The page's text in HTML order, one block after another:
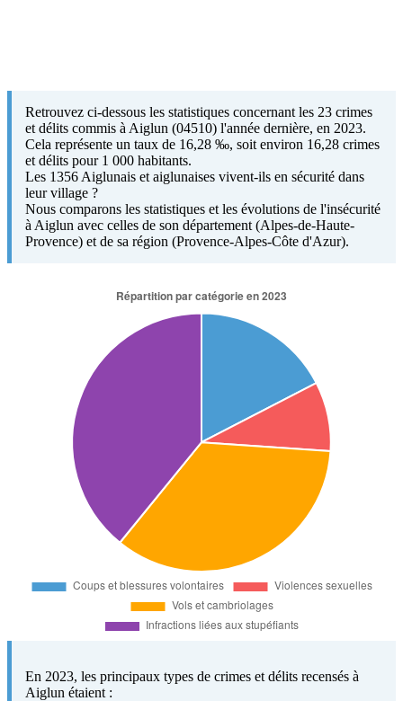
Retrouvez ci-dessous les statistiques concernant les 23 crimes
et délits commis à Aiglun (04510) l'année dernière, en 2023.
Cela représente un taux de 16,28 ‰, soit environ 16,28 crimes
et délits pour 1 000 habitants.
Les 1356 Aiglunais et aiglunaises vivent-ils en sécurité dans
leur village ?
Nous comparons les statistiques et les évolutions de l'insécurité
à Aiglun avec celles de son département (Alpes-de-Haute-
Provence) et de sa région (Provence-Alpes-Côte d'Azur).
En 2023, les principaux types de crimes et délits recensés à
Aiglun étaient :